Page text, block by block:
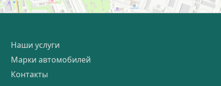
Наши услуги
Марки автомобилей
Контакты